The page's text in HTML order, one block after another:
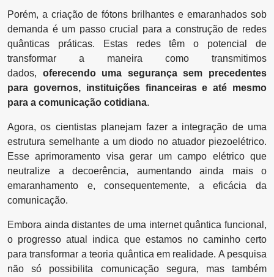
Porém, a criação de fótons brilhantes e emaranhados sob
demanda é um passo crucial para a construção de redes
quânticas práticas. Estas redes têm o potencial de
transformar a maneira como transmitimos
dados, oferecendo uma segurança sem precedentes
para governos, instituições financeiras e até mesmo
para a comunicação cotidiana.
Agora, os cientistas planejam fazer a integração de uma
estrutura semelhante a um diodo no atuador piezoelétrico.
Esse aprimoramento visa gerar um campo elétrico que
neutralize a decoerência, aumentando ainda mais o
emaranhamento e, consequentemente, a eficácia da
comunicação.
Embora ainda distantes de uma internet quântica funcional,
o progresso atual indica que estamos no caminho certo
para transformar a teoria quântica em realidade. A pesquisa
não só possibilita comunicação segura, mas também